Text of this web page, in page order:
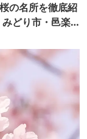
の名所を徹底紹
どり市・邑楽